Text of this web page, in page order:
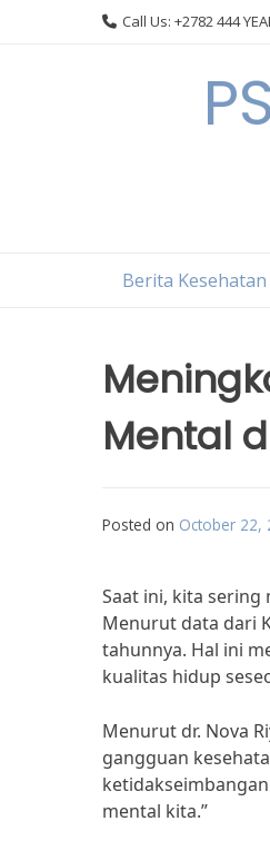
Call Us: +2782 444
Berita Kesehatan
Mental
Posted on October 22,
Saat ini, kita
Menurut data dari
tahunnya. Hal ini
kualitas hidup
Menurut dr. Nova
gangguan
mental kita.”